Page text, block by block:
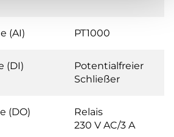
(AI) PT1000
(DI)
Potentialfreier
Schließer
(DO)
Relais
230 V AC/3 A